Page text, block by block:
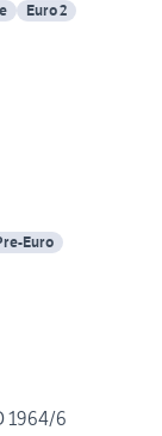
Euro 2
Euro
1964/6